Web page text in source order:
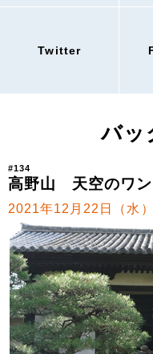
Twitter
バッ
#134
高野山 天空のワン
2021年12月22日（水）